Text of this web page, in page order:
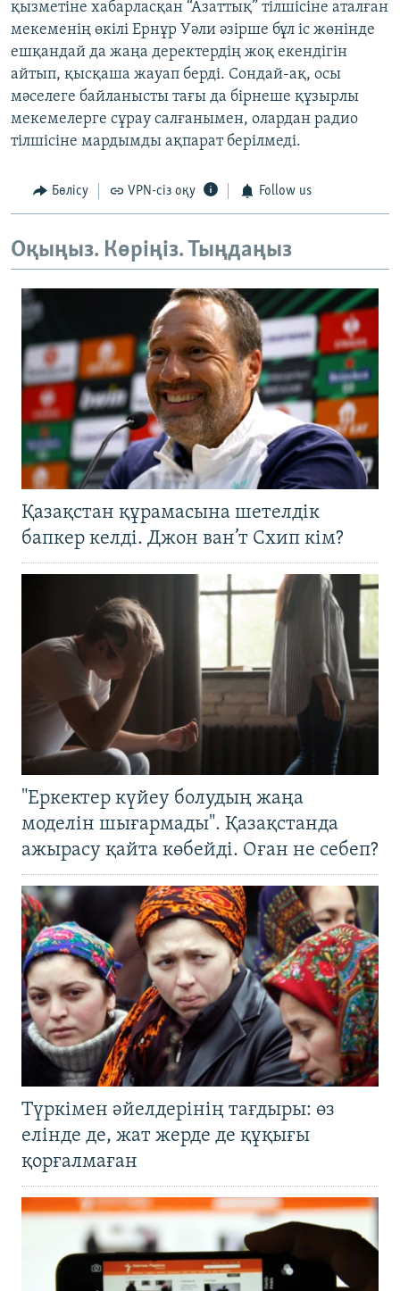
қызметіне хабарласқан “Азаттық” тілшісіне аталған
мекеменің өкілі Ернұр Уәли әзірше бұл іс жөнінде
ешқандай да жаңа деректердің жоқ екендігін
айтып, қысқаша жауап берді. Сондай-ақ, осы
мәселеге байланысты тағы да бірнеше құзырлы
мекемелерге сұрау салғанымен, олардан радио
тілшісіне мардымды ақпарат берілмеді.
Бөлісу VPN-сіз оқу Follow us
Оқыңыз. Көріңіз. Тыңдаңыз
Қазақстан құрамасына шетелдік
бапкер келді. Джон ван’т Схип кім?
"Еркектер күйеу болудың жаңа
моделін шығармады". Қазақстанда
ажырасу қайта көбейді. Оған не себеп?
Түркімен әйелдерінің тағдыры: өз
елінде де, жат жерде де құқығы
қорғалмаған